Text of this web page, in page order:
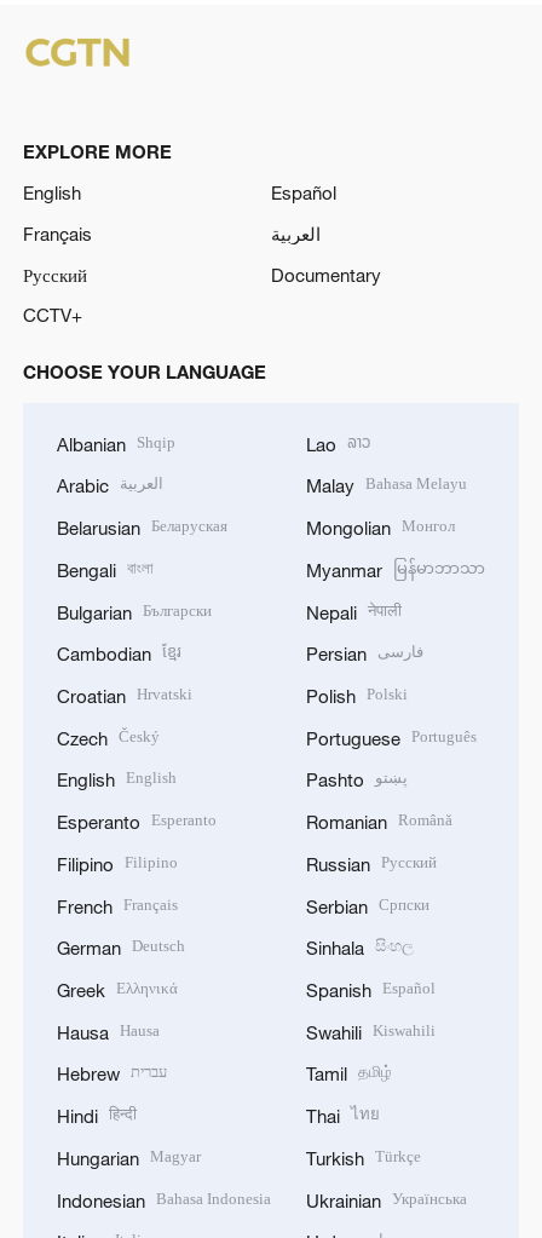
EXPLORE MORE
English
Español
Français
العربية
Русский
Documentary
CCTV+
CHOOSE YOUR LANGUAGE
Albanian Shqip
Arabic العربية
Belarusian Беларуская
Bengali বাংলা
Bulgarian Български
Cambodian ខ្មែរ
Croatian Hrvatski
Czech Český
English English
Esperanto Esperanto
Filipino Filipino
French Français
German Deutsch
Greek Ελληνικά
Hausa Hausa
Hebrew עברית
Hindi हिन्दी
Hungarian Magyar
Indonesian Bahasa Indonesia
Lao ລາວ
Malay Bahasa Melayu
Mongolian Монгол
Myanmar မြန်မာဘာသာ
Nepali नेपाली
Persian فارسی
Polish Polski
Portuguese Português
Pashto پښتو
Romanian Română
Russian Русский
Serbian Српски
Sinhala සිංහල
Spanish Español
Swahili Kiswahili
Tamil தமிழ்
Thai ไทย
Turkish Türkçe
Ukrainian Українська